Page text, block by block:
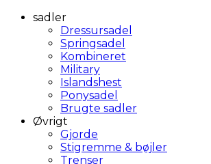
sadler
Dressursadel
Springsadel
Kombineret
Military
Islandshest
Ponysadel
Brugte sadler
Øvrigt
Gjorde
Stigremme & bøjler
Trenser